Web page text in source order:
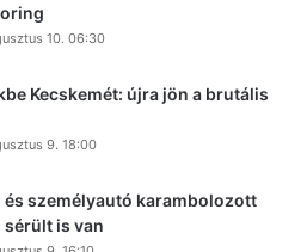
10. 06:30
Kecskemét: újra jön a brutális
9. 18:00
és személyautó karambolozott
sérült is van